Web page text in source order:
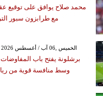
محمد صلاح يوافق على توقيع
مع طرابزون سبور
GMT 12:28 2026 الخميس ,06 آب / أغسطس
برشلونة يفتح باب
وسط منافسة قوية من